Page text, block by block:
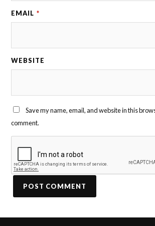
EMAIL *
WEBSITE
Save my name, email, and website in this
comment.